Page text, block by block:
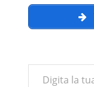
Digita la tua e-mail...